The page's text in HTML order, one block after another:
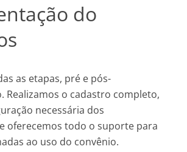
do
as etapas, pré e pós-
Realizamos o cadastro completo,
necessária dos
oferecemos todo o suporte para
ao uso do convênio.